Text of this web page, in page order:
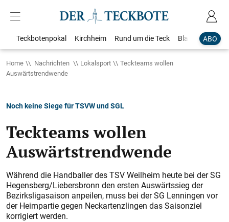
ABO
Teckbotenpokal Kirchheim Rund um die Teck Blaulicht
Home Nachrichten Lokalsport
Teckteams wollen
Auswärtstrendwende
Noch keine Siege für TSVW und SGL
Teckteams wollen
Auswärtstrendwende
Während die Handballer des TSV Weilheim heute bei der SG
Hegensberg/Liebersbronn den ersten Auswärtssieg der
Bezirksligasaison anpeilen, muss bei der SG Lenningen vor
der Heimpartie gegen Neckartenzlingen das Saisonziel
korrigiert werden.